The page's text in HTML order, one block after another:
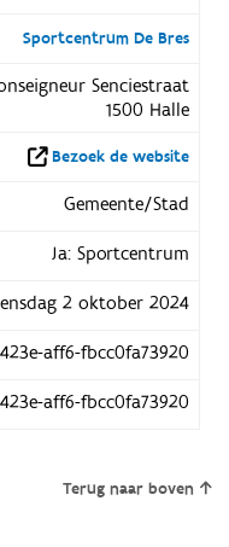
Sportcentrum De Bres
Senciestraat
1500 Halle
Bezoek de website
Gemeente/Stad
Ja: Sportcentrum
2 oktober 2024
aff6-fbcc0fa73920
aff6-fbcc0fa73920
Terug naar boven